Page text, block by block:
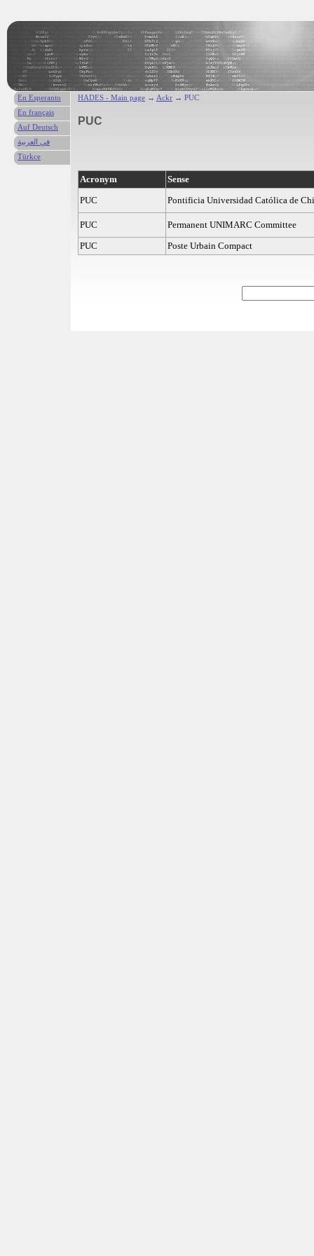
HADES - Main page → Ackr → PUC
PUC
Acronym
Sense
PUC
Pontificia Universidad Católica de
PUC
Permanent UNIMARC Committee
PUC
Poste Urbain Compact
En Esperanto
En français
Auf Deutsch
في العربية
Türkce